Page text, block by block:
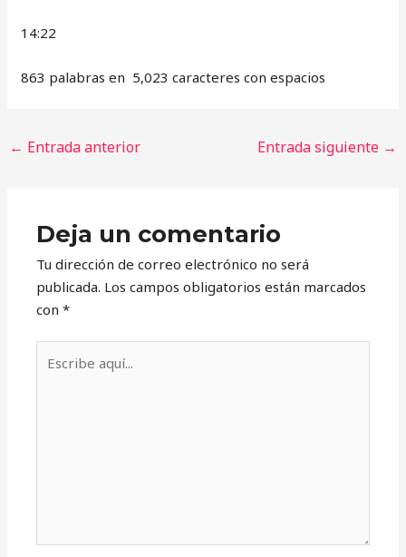
14:22
863 palabras en 5,023 caracteres con espacios
← Entrada anterior Entrada siguiente →
Deja un comentario
Tu dirección de correo electrónico no será
publicada. Los campos obligatorios están marcados
con*
aquí...